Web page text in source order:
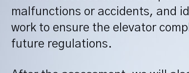
malfunctions or accidents, and
work to ensure the elevator
future regulations.